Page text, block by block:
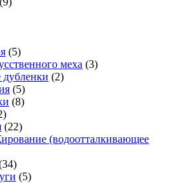
(5)
меха (3)
(2)
(5)
(8)
(22)
(водоотталкивающее
(5)